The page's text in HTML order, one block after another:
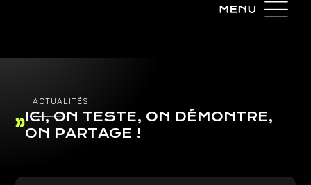
ACTUALITÉS
ICI, ON TESTE, ON DÉMONTRE,
ON PARTAGE !